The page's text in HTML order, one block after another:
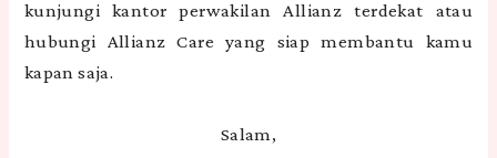
kunjungi kantor perwakilan Allianz terdekat atau
hubungi Allianz Care yang siap membantu kamu
kapan saja.
Salam,